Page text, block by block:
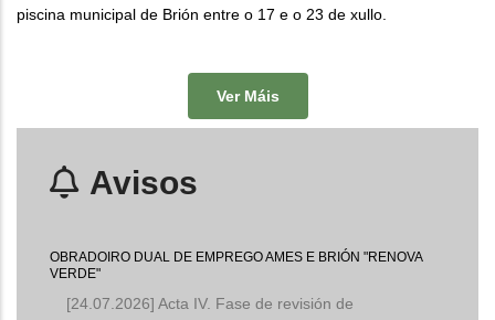
piscina municipal de Brión entre o 17 e o 23 de xullo.
Ver Máis
Avisos
OBRADOIRO DUAL DE EMPREGO AMES E BRIÓN "RENOVA
VERDE"
[24.07.2026] Acta IV. Fase de revisión de